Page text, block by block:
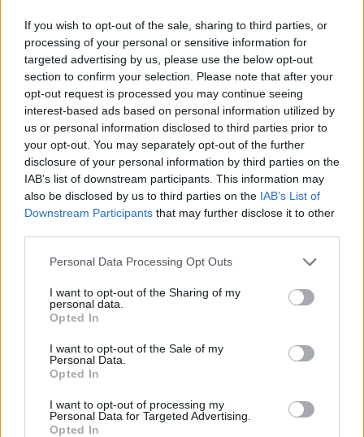
If you wish to opt-out of the sale, sharing to third parties, or
processing of your personal or sensitive information for
targeted advertising by us, please use the below opt-out
section to confirm your selection. Please note that after your
opt-out request is processed you may continue seeing
interest-based ads based on personal information utilized by
us or personal information disclosed to third parties prior to
your opt-out. You may separately opt-out of the further
disclosure of your personal information by third parties on the
IAB’s list of downstream participants. This information may
also be disclosed by us to third parties on the IAB’s List of
Downstream Participants that may further disclose it to other
Personal Data Processing Opt Outs
I want to opt-out of the Sharing of my
personal data.
Opted In
I want to opt-out of the Sale of my
Personal Data.
Opted In
I want to opt-out of processing my
Personal Data for Targeted Advertising.
Opted In